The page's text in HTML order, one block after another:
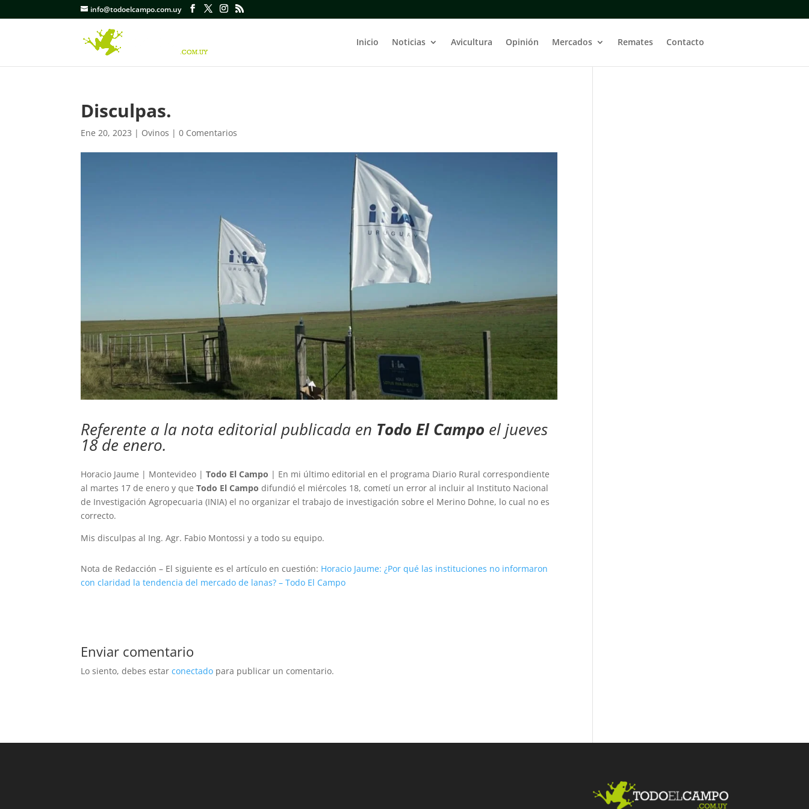
info@todoelcampo.com.uy
Inicio Noticias Avicultura Opinión Mercados Remates Contacto
Disculpas.
Ene 20, 2023 | Ovinos |0 Comentarios
Referente a la nota editorial publicada en Todo El Campo el jueves
18 de enero.
Horacio Jaume | Montevideo |Todo El Campo | En mi último editorial en el programa Diario Rural correspondiente
al martes 17 de enero y queTodo El Campo difundió el miércoles 18, cometí un error al incluir al Instituto Nacional
de Investigación Agropecuaria (INIA) el no organizar el trabajo de investigación sobre el Merino Dohne, lo cual no es
correcto.
Mis disculpas al Ing. Agr. Fabio Montossi y a todo su equipo.
Nota de Redacción – El siguiente es el artículo en cuestión: Horacio Jaume: ¿Por qué las instituciones no informaron
con claridad la tendencia del mercado de lanas? – Todo El Campo
Enviar comentario
Lo siento, debes estarconectado para publicar un comentario.
Fac
ebo
Twit
ter